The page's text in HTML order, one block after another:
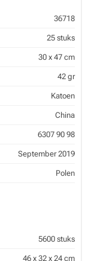
36718
25 stuks
30 x 47 cm
42 gr
Katoen
China
6307 90 98
September 2019
Polen
5600 stuks
46 x 32 x 24 cm